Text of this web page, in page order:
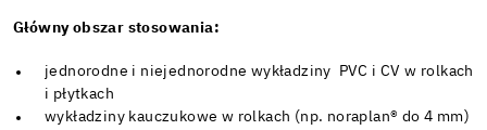
Główny obszar stosowania:
jednorodne i niejednorodne wykładziny PVC i CV w rolkach
i płytkach
wykładziny kauczukowe w rolkach (np. noraplan® do 4 mm)